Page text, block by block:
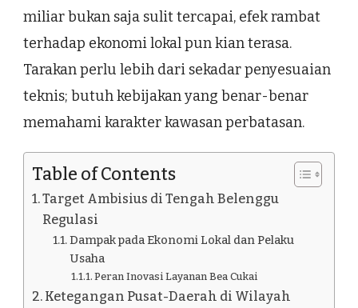
miliar bukan saja sulit tercapai, efek rambat
terhadap ekonomi lokal pun kian terasa.
Tarakan perlu lebih dari sekadar penyesuaian
teknis; butuh kebijakan yang benar-benar
memahami karakter kawasan perbatasan.
Table of Contents
Target Ambisius di Tengah Belenggu
Regulasi
Dampak pada Ekonomi Lokal dan Pelaku
Usaha
Peran Inovasi Layanan Bea Cukai
Ketegangan Pusat-Daerah di Wilayah